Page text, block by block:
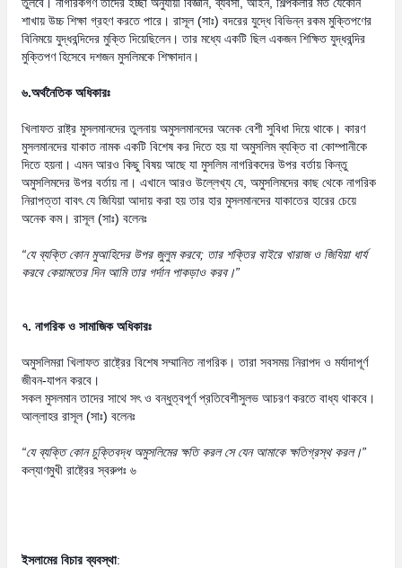
শাখায় উচ্চ শিক্ষা গ্রহণ করতে পারে। রাসূল (সাঃ) বদরের যুদ্ধে বিভিন্ন রকম মুক্তিপণের
বিনিময়ে যুদ্ধবন্দিদের মুক্তি দিয়েছিলেন। তার মধ্যে একটি ছিল একজন শিক্ষিত যুদ্ধবন্দির
মুক্তিপণ হিসেবে দশজন মুসলিমকে শিক্ষাদান।
৬.অর্থনৈতিক অধিকারঃ
খিলাফত রাষ্ট্র মুসলমানদের তুলনায় অমুসলমানদের অনেক বেশী সুবিধা দিয়ে থাকে। কারণ
মুসলমানদের যাকাত নামক একটি বিশেষ কর দিতে হয় যা অমুসলিম ব্যক্তি বা কোম্পানীকে
দিতে হয়না। এমন আরও কিছু বিষয় আছে যা মুসলিম নাগরিকদের উপর বর্তায় কিন্তু
অমুসলিমদের উপর বর্তায় না। এখানে আরও উল্লেখ্য যে, অমুসলিমদের কাছ থেকে নাগরিক
নিরাপত্তা বাবৎ যে জিযিয়া আদায় করা হয় তার হার মুসলমানদের যাকাতের হারের চেয়ে
অনেক কম। রাসূল (সাঃ) বলেনঃ
“যে ব্যক্তি কোন মুআহিদের উপর জুলুম করবে; তার শক্তির বাইরে খারাজ ও জিযিয়া ধার্য
করবে কেয়ামতের দিন আমি তার গর্দান পাকড়াও করব।”
৭. নাগরিক ও সামাজিক অধিকারঃ
অমুসলিমরা খিলাফত রাষ্ট্রের বিশেষ সম্মানিত নাগরিক। তারা সবসময় নিরাপদ ও মর্যাদাপূর্ণ
জীবন-যাপন করবে।
সকল মুসলমান তাদের সাথে সৎ ও বন্ধুত্বপূর্ণ প্রতিবেশীসুলভ আচরণ করতে বাধ্য থাকবে।
আল্লাহর রাসূল (সাঃ) বলেনঃ
“যে ব্যক্তি কোন চুক্তিবদ্ধ অমুসলিমের ক্ষতি করল সে যেন আমাকে ক্ষতিগ্রস্থ করল।”
কল্যাণমুখী রাষ্ট্রের স্বরুপঃ ৬
ইসলামের বিচার ব্যবস্থা: